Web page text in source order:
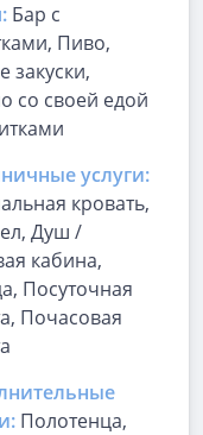
Бар с
Пиво,
закуски,
со своей едой
услуги:
кровать,
Душ /
кабина,
Посуточная
Почасовая
Полотенца,